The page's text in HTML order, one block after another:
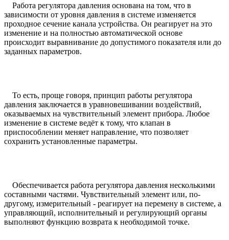
Работа регулятора давления основана на том, что в
зависимости от уровня давления в системе изменяется
проходное сечение канала устройства. Он реагирует на это
изменение и на полностью автоматической основе
происходит выравнивание до допустимого показателя или до
заданных параметров.
То есть, проще говоря, принцип работы регулятора
давления заключается в уравновешивании воздействий,
оказываемых на чувствительный элемент прибора. Любое
изменение в системе ведёт к тому, что клапан в
приспособлении меняет направление, что позволяет
сохранить установленные параметры.
Обеспечивается работа регулятора давления несколькими
составными частями. Чувствительный элемент или, по-
другому, измерительный - реагирует на перемену в системе, а
управляющий, исполнительный и регулирующий органы
выполняют функцию возврата к необходимой точке.